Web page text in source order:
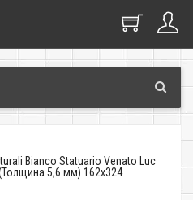
Bianco Statuario Venato Luc
(Толщина 5,6 мм) 162x324